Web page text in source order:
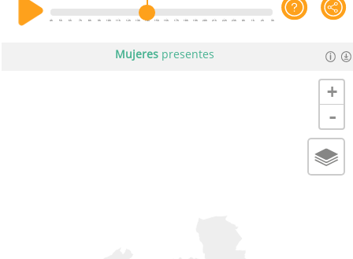
4h 5h 6h 7h 8h 9h 10h 11h 12h 13h 14h 15h 16h 17h 18h 19h 20h 21h 22h 23h 0h 1h 2h 3h
Mujerespresentes
+
-